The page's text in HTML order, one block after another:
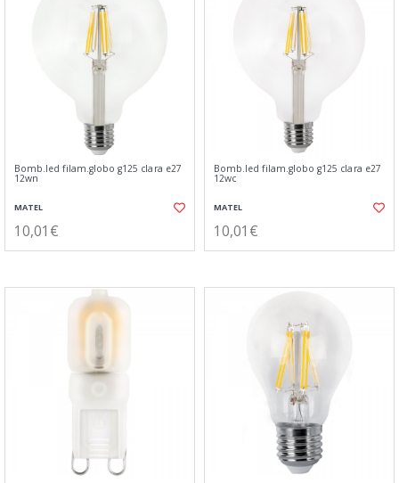
Bomb.led filam.globo g125 clara e27
12wn
MATEL
10,01€
Bomb.led filam.globo g125 clara e27
12wc
MATEL
10,01€